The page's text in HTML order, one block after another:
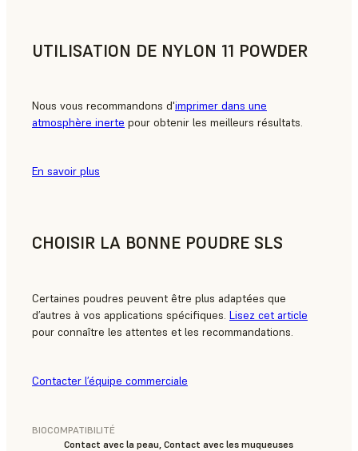
UTILISATION DE NYLON 11 POWDER
Nous vous recommandons d'imprimer dans une
atmosphère inerte pour obtenir les meilleurs résultats.
En savoir plus
CHOISIR LA BONNE POUDRE SLS
Certaines poudres peuvent être plus adaptées que
d’autres à vos applications spécifiques. Lisez cet article
pour connaître les attentes et les recommandations.
Contacter l’équipe commerciale
BIOCOMPATIBILITÉ
Contact avec la peau, Contact avec les muqueuses